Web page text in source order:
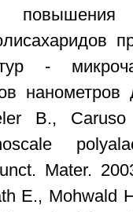
-
нанометров
В., Caruso
Mater.
E., Mohwald